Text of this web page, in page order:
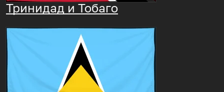
Тринидад и Тобаго